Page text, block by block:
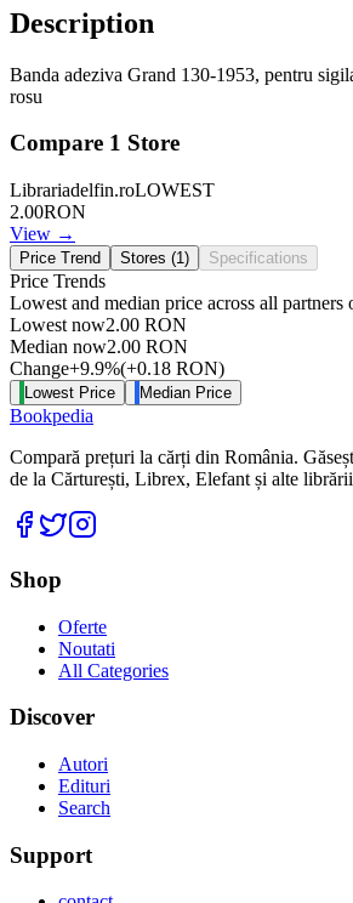
Description
Banda adeziva Grand 130-1953, pentru
rosu
Compare 1 Store
Librariadelfin.roLOWEST
2.00RON
View →
Price Trend Stores (1) Specifications
Price Trends
Lowest and median price across all partners
Lowest now2.00 RON
Median now2.00 RON
Change+9.9%(+0.18 RON)
Lowest Price Median Price
Bookpedia
Compară prețuri la cărți din România.
de la Cărturești, Librex, Elefant și alte
Facebook
Twitter
Shop
Oferte
Noutati
All Categories
Discover
Autori
Edituri
Search
Support